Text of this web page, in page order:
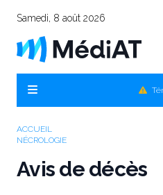
Samedi, 8 août 2026
ACCUEIL
NÉCROLOGIE
Avis de décès